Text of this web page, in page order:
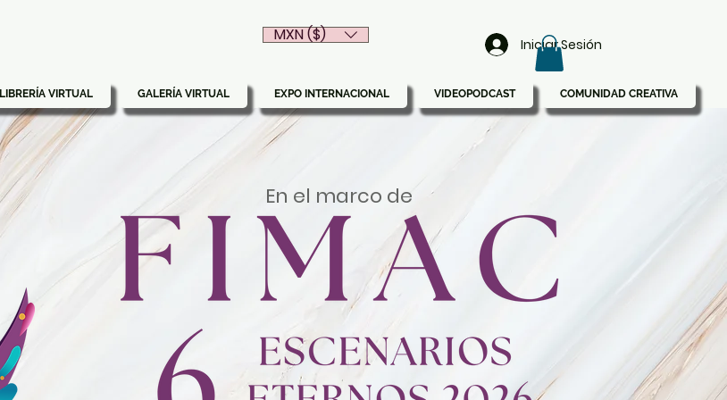
Iniciar Sesión
MXN ($)
LIBRERÍA VIRTUAL GALERÍA VIRTUAL EXPO INTERNACIONAL VIDEOPODCAST COMUNIDAD CREATIVA
En el marco de